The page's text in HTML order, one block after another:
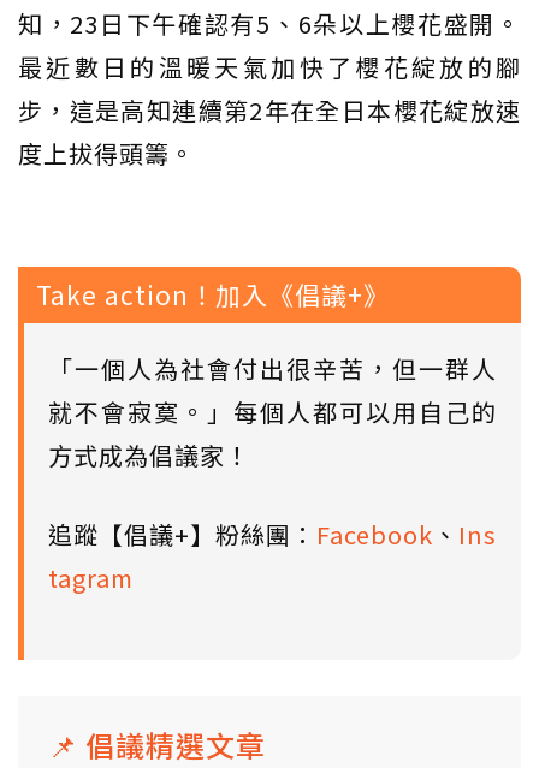
知，23日下午確認有5、6朵以上櫻花盛開。
最近數日的溫暖天氣加快了櫻花綻放的腳
步，這是高知連續第2年在全日本櫻花綻放速
度上拔得頭籌。
Take action！加入《倡議+》
「一個人為社會付出很辛苦，但一群人
就不會寂寞。」每個人都可以用自己的
方式成為倡議家！
追蹤【倡議+】粉絲團： Facebook 、 Ins
tagram
📌 倡議精選文章